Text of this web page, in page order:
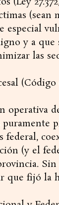
(sean
especial
y a que
las
operativa
puramente
federal,
(y el
que fijó la